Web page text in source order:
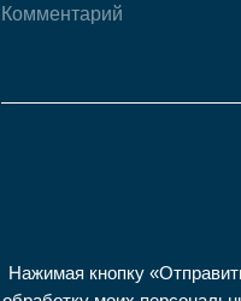
Нажимая кнопку